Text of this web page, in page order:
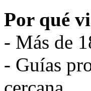
Por qué
- Más de
- Guías